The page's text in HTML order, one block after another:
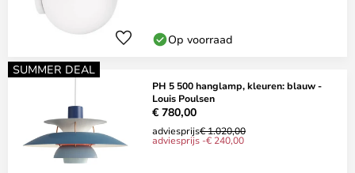
Op voorraad
SUMMER DEAL
PH 5 500 hanglamp, kleuren: blauw -
Louis Poulsen
€ 780,00
adviesprijs€ 1.020,00
adviesprijs -€ 240,00